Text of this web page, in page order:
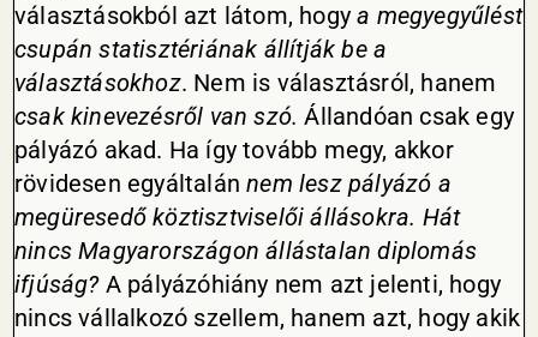
választásokból azt látom, hogya megyegyűlést
csupán statisztériának állítják be a
választásokhoz. Nem is választásról, hanem
csak kinevezésről van szó. Állandóan csak egy
pályázó akad. Ha így tovább megy, akkor
rövidesen egyáltalánnem lesz pályázó a
megüresedő köztisztviselői állásokra. Hát
nincs Magyarországon állástalan diplomás
ifjúság?A pályázóhiány nem azt jelenti, hogy
nincs vállalkozó szellem, hanem azt, hogy akik